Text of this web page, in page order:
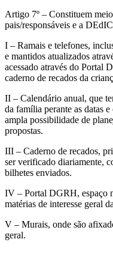
Artigo 7º – Constituem
pais/responsáveis e a
I – Ramais e telefones,
e mantidos atualizados
acessado através do Portal
caderno de recados da
II – Calendário anual, que
da família perante as datas
ampla possibilidade de
propostas.
III – Caderno de recados,
ser verificado diariamente,
bilhetes enviados.
IV – Portal DGRH, espaço
matérias de interesse geral
V – Murais, onde são
geral.